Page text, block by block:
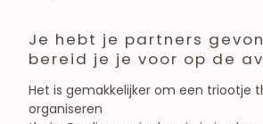
Je hebt je partners
bereid je je voor op de
Het is gemakkelijker om een triootje
organiseren